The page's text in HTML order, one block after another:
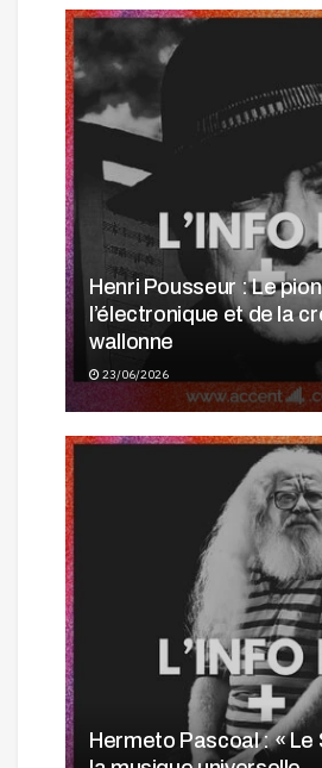
Henri Pousseur : Le
l’électronique et de la
wallonne
23/06/2026
Hermeto Pascoal : « Le